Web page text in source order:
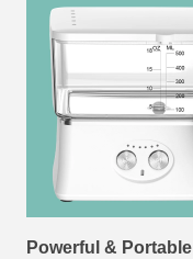
Powerful & Portable